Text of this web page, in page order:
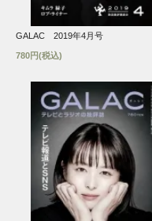
GALAC 2019年4月号
780円(税込)